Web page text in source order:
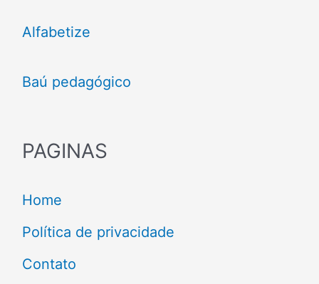
Alfabetize
Baú pedagógico
PAGINAS
Home
Política de privacidade
Contato